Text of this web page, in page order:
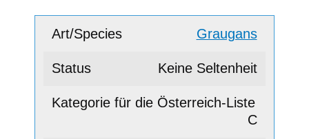
Graugans
Keine Seltenheit
C